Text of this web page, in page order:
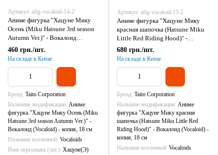
Артикул: afig-vocaloid-14-2
Аниме фигурка "Хацуне Мику
Осень (Miku Hatsune 3rd season
Autumn Ver.)" - Вокалоид
(Vocaloid) - копия, 18 см
460 грн./шт.
На складе в Китае
Бренд Taito Corporation
Название модификации Аниме
фигурка "Хацуне Мику Осень (Miku
Hatsune 3rd season Autumn Ver.)" -
Вокалоид (Vocaloid) - копия, 18 см
Название вселенной Vocaloids
Имя персонажа (лат.) Хацуне(Э)
Артикул: afig-vocaloid-15-2
Аниме фигурка "Хацуне Мику
красная шапочка (Hatsune Miku
Little Red Riding Hood)" -
Вокалоид (Vocaloid) - копия, 18
см
680 грн./шт.
На складе в Китае
Бренд Taito Corporation
Название модификации Аниме
фигурка "Хацуне Мику красная
шапочка (Hatsune Miku Little Red
Riding Hood)" - Вокалоид (Vocaloid) -
копия, 18 см
Название вселенной Vocaloids